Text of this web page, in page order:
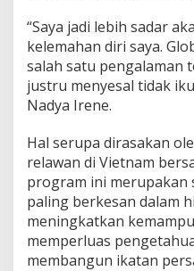
“Saya jadi lebih sadar
kelemahan diri saya.
salah satu pengalaman
justru menyesal tidak
Nadya Irene.
Hal serupa dirasakan
relawan di Vietnam
program ini merupakan
paling berkesan dalam
meningkatkan
memperluas
membangun ikatan